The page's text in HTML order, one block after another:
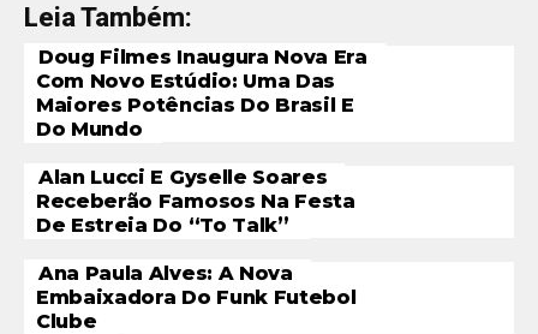
Leia Também:
Doug Filmes Inaugura Nova Era
Com Novo Estúdio: Uma Das
Maiores Potências Do Brasil E
Do Mundo
Alan Lucci E Gyselle Soares
Receberão Famosos Na Festa
De Estreia Do “To Talk”
Ana Paula Alves: A Nova
Embaixadora Do Funk Futebol
Clube